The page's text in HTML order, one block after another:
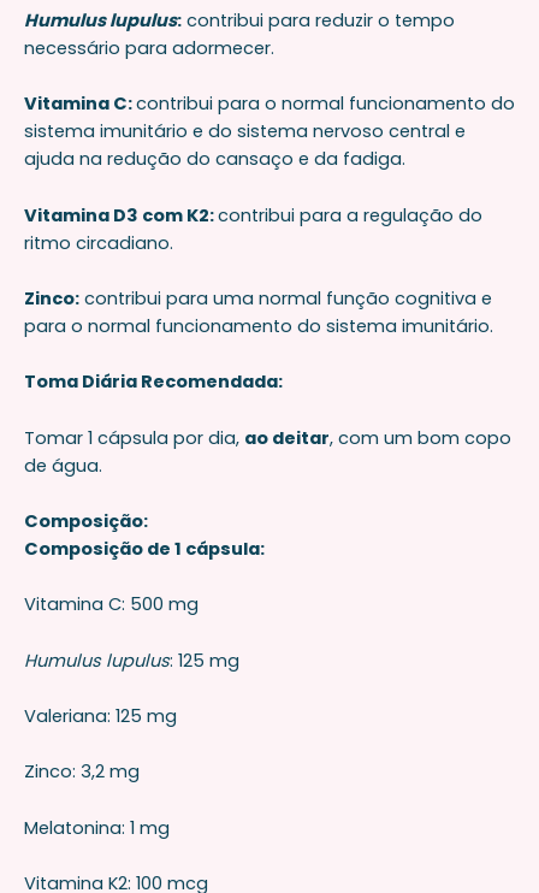
Humulus lupulus: contribui para reduzir o tempo
necessário para adormecer.
Vitamina C:contribui para o normal funcionamento do
sistema imunitário e do sistema nervoso central e
ajuda na redução do cansaço e da fadiga.
Vitamina D3 com K2:contribui para a regulação do
ritmo circadiano.
Zinco: contribui para uma normal função cognitiva e
para o normal funcionamento do sistema imunitário.
Toma Diária Recomendada:
Tomar 1 cápsula por dia, ao deitar, com um bom copo
de água.
Composição:
Composição de 1 cápsula:
Vitamina C: 500 mg
Humulus lupulus: 125 mg
Valeriana: 125 mg
Zinco: 3,2 mg
Melatonina: 1 mg
Vitamina K2: 100 mcg